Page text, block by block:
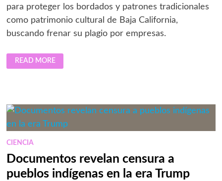
para proteger los bordados y patrones tradicionales
como patrimonio cultural de Baja California,
buscando frenar su plagio por empresas.
PROPONEN
BLINDAR
LEGALMENTE
BAJA
CALIFORNIA
CONTRA
EL
PLAGIO
READ MORE
CIENCIA
Documentos revelan censura a
pueblos indígenas en la era Trump